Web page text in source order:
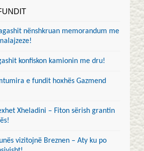
nënshkruan memorandum me
konfiskon kamionin me dru!
e fundit hoxhës Gazmend
Xheladini – Fiton sërish grantin
vizitojnë Breznen – Aty ku po